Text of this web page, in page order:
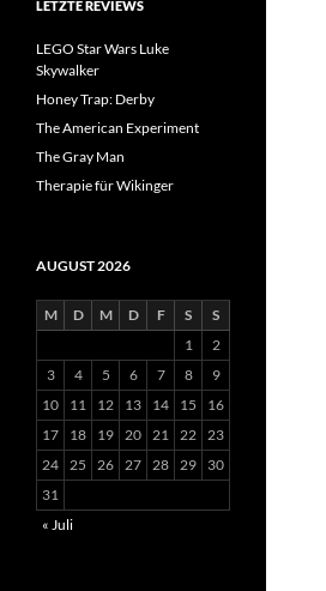
LETZTE REVIEWS
LEGO Star Wars Luke
Skywalker
Honey Trap: Derby
The American Experiment
The Gray Man
Therapie für Wikinger
AUGUST 2026
M D M D F S
S
1
2
3
4 5 6 7 8
9
10
11 12 13 14 15
16
17
18 19 20 21 22 23
24 25 26 27 28 29
30
31
« Juli